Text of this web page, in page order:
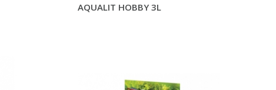
AQUALIT HOBBY 3L